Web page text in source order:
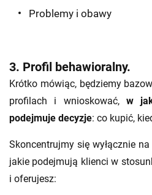
Problemy i obawy
3. Profil behawioralny.
Krótko mówiąc, będziemy
profilach i wnioskować, w
podejmuje decyzje: co kupić,
Skoncentrujmy się wyłącznie
jakie podejmują klienci w
i oferujesz: